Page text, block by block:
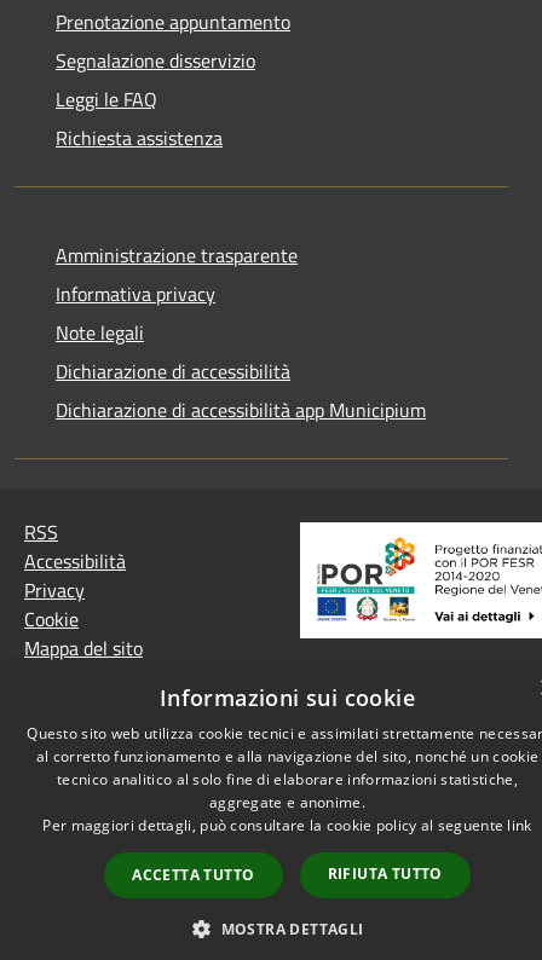
Prenotazione appuntamento
Segnalazione disservizio
Leggi le FAQ
Richiesta assistenza
Amministrazione trasparente
Informativa privacy
Note legali
Dichiarazione di accessibilità
Dichiarazione di accessibilità app Municipium
RSS
Accessibilità
Privacy
Cookie
Mappa del sito
Informazioni sui cookie
Questo sito web utilizza cookie tecnici e assimilati strettamente
al corretto funzionamento e alla navigazione del sito, nonché un cookie
tecnico analitico al solo fine di elaborare informazioni statistiche,
aggregate e anonime.
Per maggiori dettagli, può consultare la cookie policy al seguente link
ACCETTA TUTTO RIFIUTA TUTTO
MOSTRA DETTAGLI